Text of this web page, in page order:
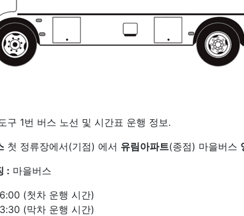
구 1번 버스 노선 및 시간표 운행 정보.
첫 정류장에서(기점) 에서 유림아파트(종점) 마을버스
: 마을버스
(첫차 운행 시간)
(막차 운행 시간)